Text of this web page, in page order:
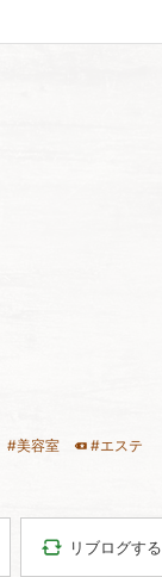
#美容室 #エステ
リブログする